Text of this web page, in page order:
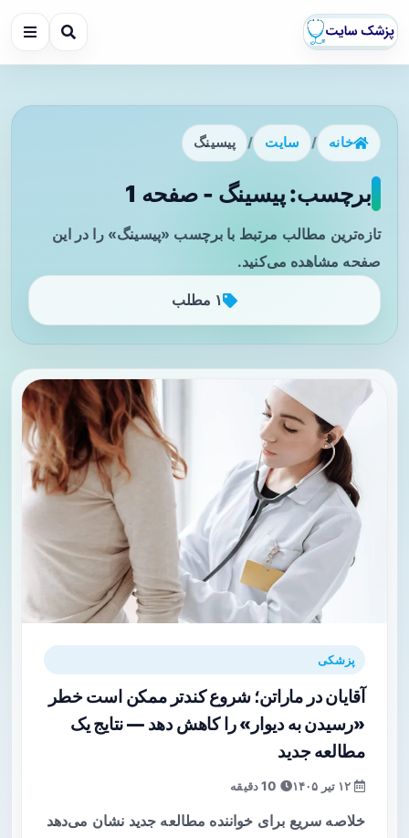
خانه / سایت / پیسینگ
برچسب: پیسینگ - صفحه 1
تازه‌ترین مطالب مرتبط با برچسب «پیسینگ» را در این
صفحه مشاهده می‌کنید.
۱ مطلب
پزشکی
آقایان در ماراتن؛ شروع کندتر ممکن است خطر
«رسیدن به دیوار» را کاهش دهد — نتایج یک
مطالعه جدید
خلاصه سریع برای خواننده مطالعه جدید نشان می‌دهد